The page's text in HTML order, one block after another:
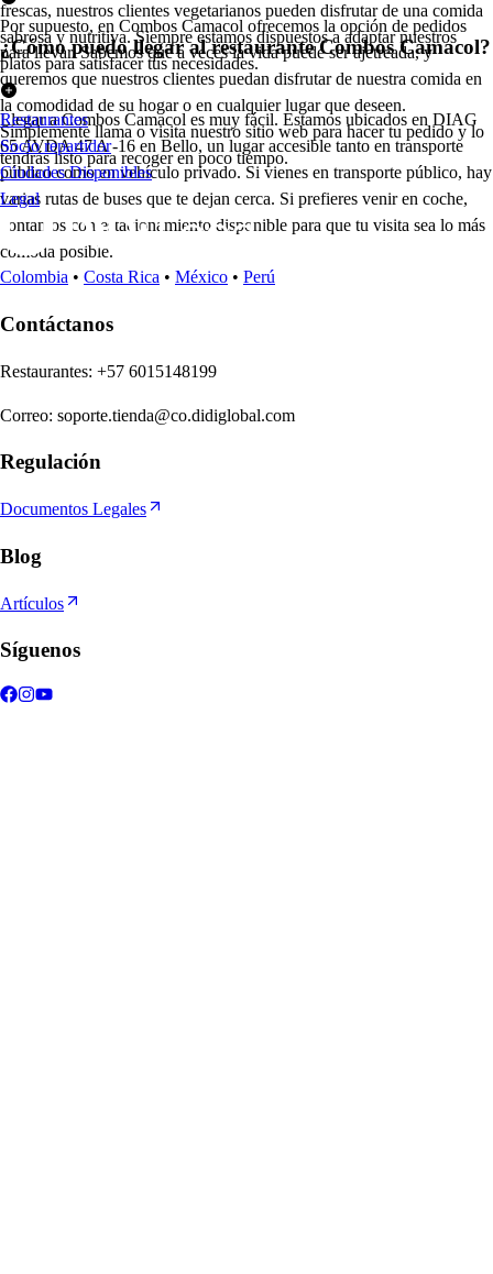
frescas, nuestros clientes vegetarianos pueden disfrutar de una comida
sabrosa y nutritiva. Siempre estamos dispuestos a adaptar nuestros
platos para satisfacer tus necesidades.
Por supuesto, en Combos Camacol ofrecemos la opción de pedidos
para llevar. Sabemos que a veces la vida puede ser ajetreada, y
queremos que nuestros clientes puedan disfrutar de nuestra comida en
la comodidad de su hogar o en cualquier lugar que deseen.
Simplemente llama o visita nuestro sitio web para hacer tu pedido y lo
tendrás listo para recoger en poco tiempo.
¿Cómo puedo llegar al restaurante Combos Camacol?
Llegar a Combos Camacol es muy fácil. Estamos ubicados en DIAG
65 AVDA 47 A -16 en Bello, un lugar accesible tanto en transporte
público como en vehículo privado. Si vienes en transporte público, hay
varias rutas de buses que te dejan cerca. Si prefieres venir en coche,
contamos con estacionamiento disponible para que tu visita sea lo más
cómoda posible.
Restaurantes
Socio repartidor
Ciudades Disponibles
Legal
Colombia • Costa Rica • México • Perú
Contáctanos
Restaurantes: +57 6015148199
Correo: soporte.tienda@co.didiglobal.com
Regulación
Documentos Legales
Blog
Artículos
Síguenos